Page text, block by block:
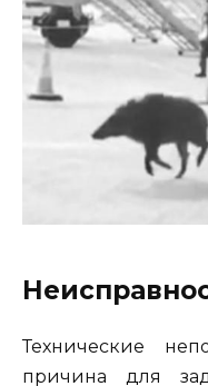
Технические
причина для